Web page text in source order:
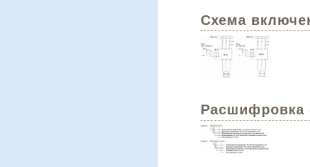
Схема
Расшифровка